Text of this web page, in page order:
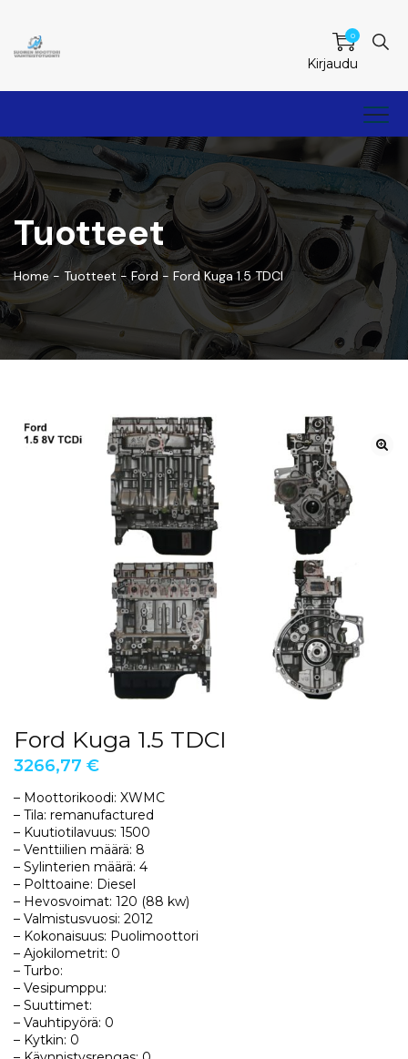
0
Kirjaudu
Tuotteet
Home- Tuotteet -Ford - Ford Kuga 1.5 TDCI
Ford Kuga 1.5 TDCI
3266,77 €
– Moottorikoodi: XWMC
– Tila: remanufactured
– Kuutiotilavuus: 1500
– Venttiilien määrä: 8
– Sylinterien määrä: 4
– Polttoaine: Diesel
– Hevosvoimat: 120 (88 kw)
– Valmistusvuosi: 2012
– Kokonaisuus: Puolimoottori
– Ajokilometrit: 0
– Turbo:
– Vesipumppu:
– Suuttimet:
– Vauhtipyörä: 0
– Kytkin: 0